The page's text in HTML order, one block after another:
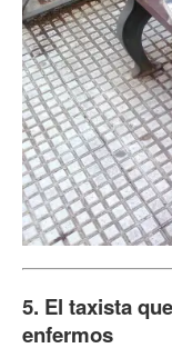
5. El taxista
enfermos